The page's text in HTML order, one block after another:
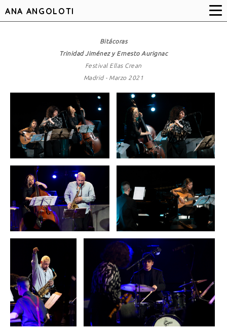
ANA ANGOLOTI
Bitácoras
Trinidad Jiménez y Ernesto Aurignac
Festival Ellas Crean
Madrid - Marzo 2021